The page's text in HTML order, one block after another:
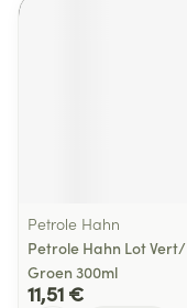
Petrole Hahn
Petrole Hahn Lot Vert/
Groen 300ml
11,51 €